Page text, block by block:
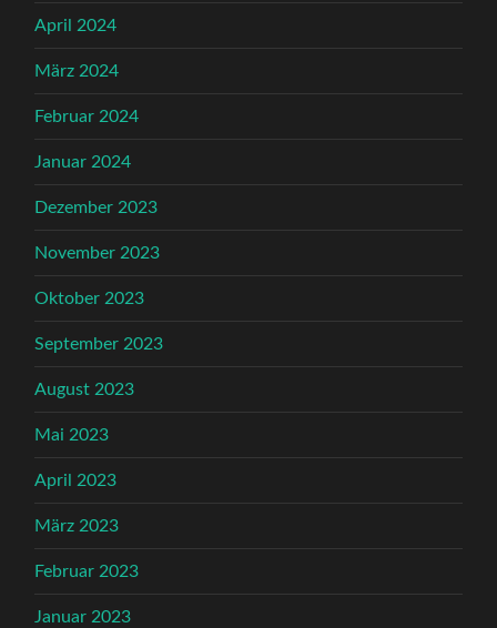
April 2024
März 2024
Februar 2024
Januar 2024
Dezember 2023
November 2023
Oktober 2023
September 2023
August 2023
Mai 2023
April 2023
März 2023
Februar 2023
Januar 2023